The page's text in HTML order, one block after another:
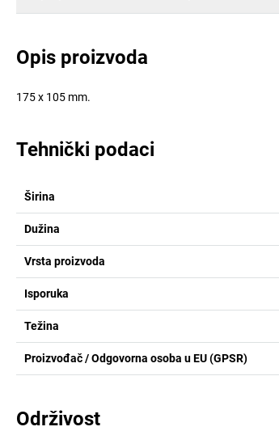
Opis proizvoda
175 x 105 mm.
Tehnički podaci
Širina
Dužina
Vrsta proizvoda
Isporuka
Težina
Proizvođač / Odgovorna osoba u EU (GPSR)
Održivost